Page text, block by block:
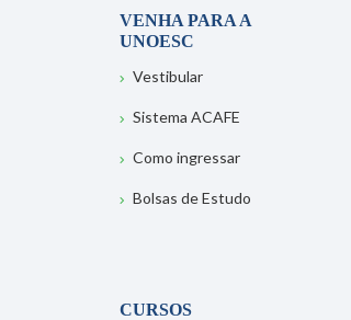
VENHA PARA A
UNOESC
Vestibular
Sistema ACAFE
Como ingressar
Bolsas de Estudo
CURSOS